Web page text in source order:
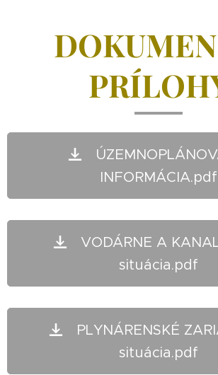
INFORMÁCIA.pdf
VODÁRNE A
situácia.pdf
PLYNÁRENSKÉ
situácia.pdf